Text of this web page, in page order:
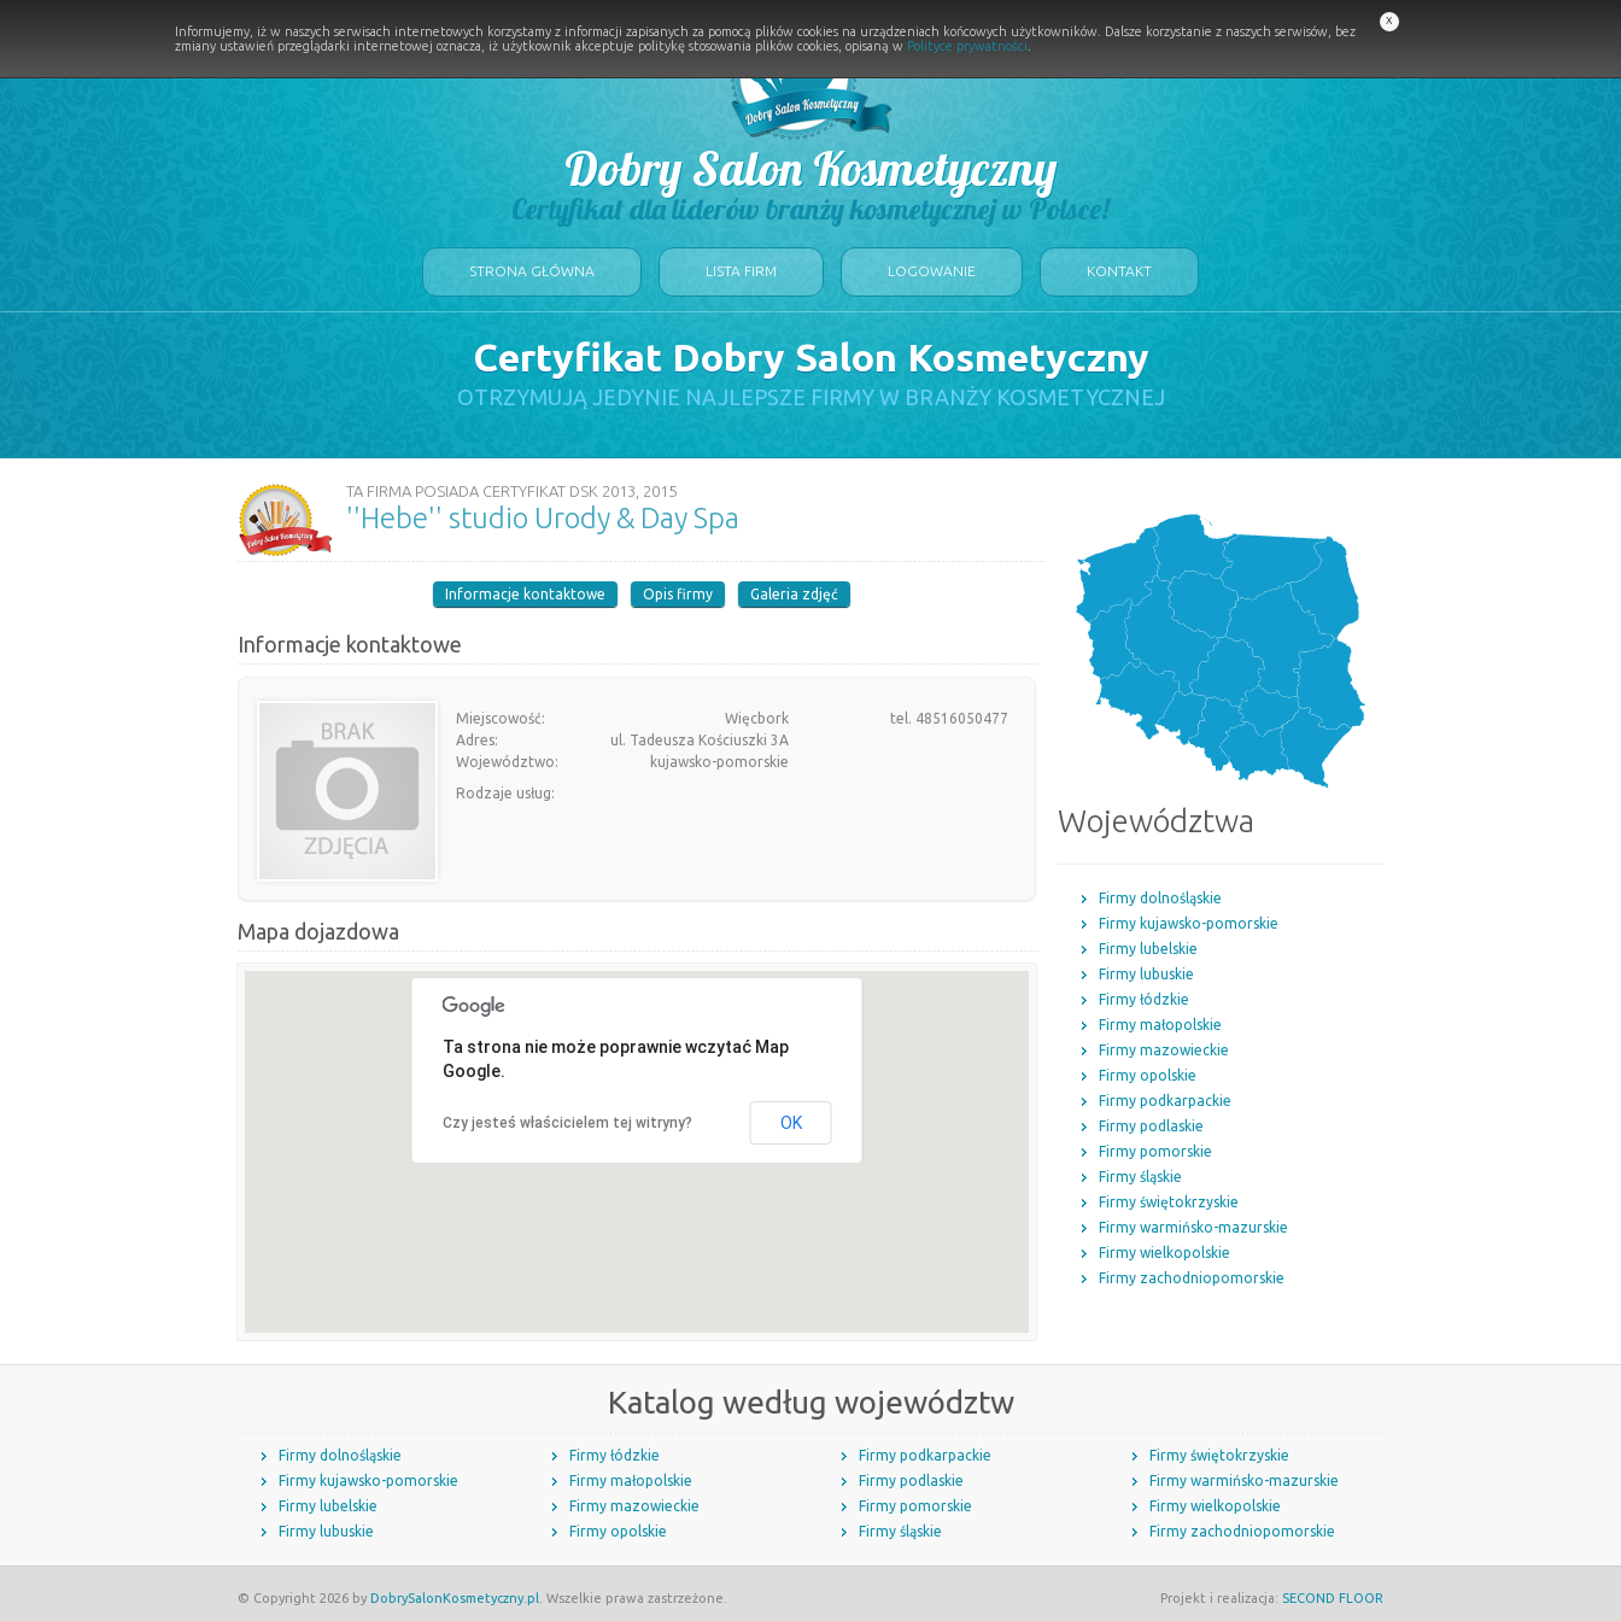
Dobry Salon Kosmetyczny
Certyfikat dla liderów branży kosmetycznej w Polsce!
STRONA GŁÓWNA LISTA FIRM LOGOWANIE KONTAKT
Certyfikat Dobry Salon Kosmetyczny
OTRZYMUJĄ JEDYNIE NAJLEPSZE FIRMY W BRANŻY KOSMETYCZNEJ
TA FIRMA POSIADA CERTYFIKAT DSK 2013, 2015
''Hebe'' studio Urody & Day Spa
Informacje kontaktowe Opis firmy Galeria zdjęć
Informacje kontaktowe
Miejscowość:
Więcbork
Adres:
ul. Tadeusza Kościuszki 3A
Województwo:
kujawsko-pomorskie
tel. 48516050477
Rodzaje usług:
Mapa dojazdowa
Ta strona nie może poprawnie wczytać Map
Google.
Czy jesteś właścicielem tej witryny? OK
Województwa
Firmy dolnośląskie
Firmy kujawsko-pomorskie
Firmy lubelskie
Firmy lubuskie
Firmy łódzkie
Firmy małopolskie
Firmy mazowieckie
Firmy opolskie
Firmy podkarpackie
Firmy podlaskie
Firmy pomorskie
Firmy śląskie
Firmy świętokrzyskie
Firmy warmińsko-mazurskie
Firmy wielkopolskie
Firmy zachodniopomorskie
Katalog według województw
Firmy dolnośląskie
Firmy kujawsko-pomorskie
Firmy lubelskie
Firmy lubuskie
Firmy łódzkie
Firmy małopolskie
Firmy mazowieckie
Firmy opolskie
Firmy podkarpackie
Firmy podlaskie
Firmy pomorskie
Firmy śląskie
Firmy świętokrzyskie
Firmy warmińsko-mazurskie
Firmy wielkopolskie
Firmy zachodniopomorskie
© Copyright 2026 by DobrySalonKosmetyczny.pl . Wszelkie prawa zastrzeżone. Projekt i realizacja: SECOND FLOOR
Informujemy, iż w naszych serwisach internetowych korzystamy z informacji zapisanych za pomocą plików cookies na urządzeniach końcowych użytkowników. Dalsze korzystanie z naszych serwisów, bez
zmiany ustawień przeglądarki internetowej oznacza, iż użytkownik akceptuje politykę stosowania plików cookies, opisaną w Polityce prywatności
x